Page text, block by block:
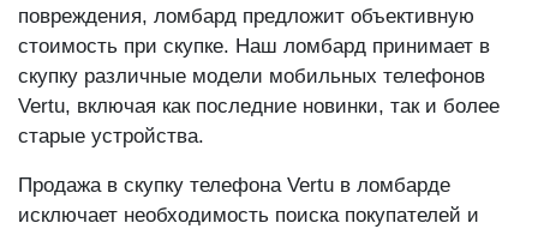
повреждения, ломбард предложит объективную
стоимость при скупке. Наш ломбард принимает в
скупку различные модели мобильных телефонов
Vertu, включая как последние новинки, так и более
старые устройства.
Продажа в скупку телефона Vertu в ломбарде
исключает необходимость поиска покупателей и